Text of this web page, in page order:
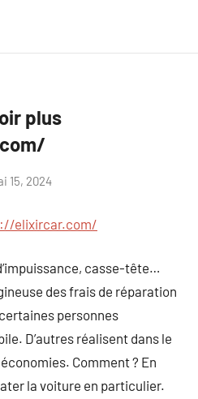
plus
15, 2024
elixircar.com/
casse-tête…
des frais de réparation
personnes
D’autres réalisent dans le
Comment ? En
la voiture en particulier.